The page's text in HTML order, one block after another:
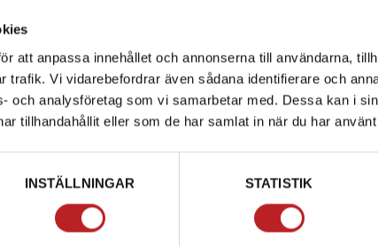
att anpassa innehållet och annonserna till användarna,
trafik. Vi vidarebefordrar även sådana identifierare och
och analysföretag som vi samarbetar med. Dessa kan i
tillhandahållit eller som de har samlat in när du har
INSTÄLLNINGAR STATISTIK